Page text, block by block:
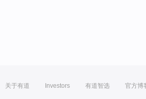
关于有道 Investors 有道智选 官方博